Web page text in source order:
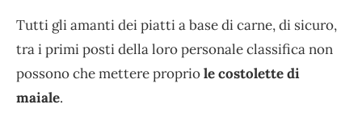
Tutti gli amanti dei piatti a base di carne, di sicuro,
tra i primi posti della loro personale classifica non
possono che mettere propriole costolette di
maiale.